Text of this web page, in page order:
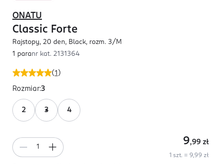
(1 )
ONATU
Classic Forte
Rajstopy, 20 den, Black, rozm. 3/M
1 paranr kat. 2131364
Rozmiar:3
2 3 4
9,99 zł
1 szt. = 9,99 zł